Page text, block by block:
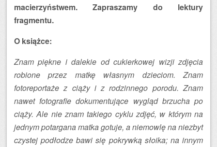
macierzyństwem. Zapraszamy do lektury
fragmentu.
O książce:
Znam piękne i dalekie od cukierkowej wizji zdjęcia
robione przez matkę własnym dzieciom. Znam
fotoreportaże z ciąży i z rodzinnego porodu. Znam
nawet fotografie dokumentujące wygląd brzucha po
ciąży. Ale nie znam takiego cyklu zdjęć, w którym na
jednym potargana matka gotuje, a niemowlę na niezbyt
czystej podłodze bawi się pokrywką słoika; na innym